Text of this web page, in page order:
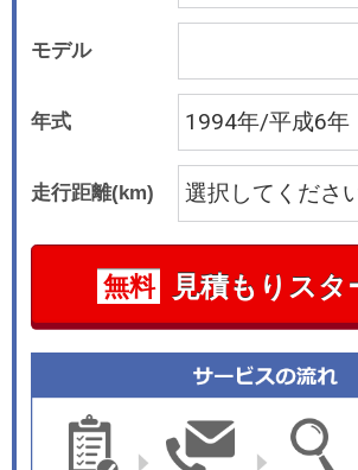
モデル
年式
走行距離(km)
無料 見積もりスタ